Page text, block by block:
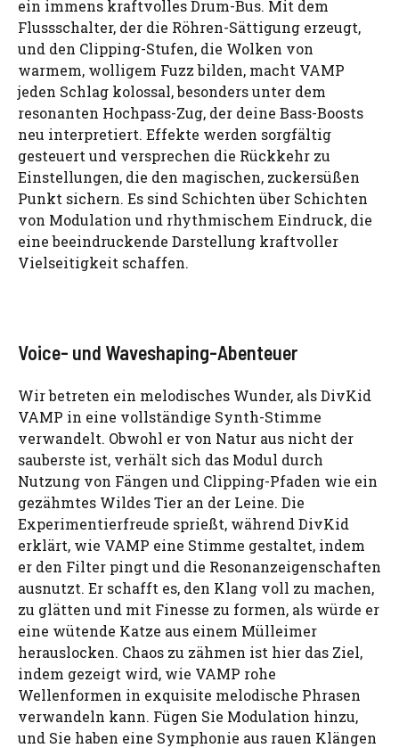
ein immens kraftvolles Drum-Bus. Mit dem
Flussschalter, der die Röhren-Sättigung erzeugt,
und den Clipping-Stufen, die Wolken von
warmem, wolligem Fuzz bilden, macht VAMP
jeden Schlag kolossal, besonders unter dem
resonanten Hochpass-Zug, der deine Bass-Boosts
neu interpretiert. Effekte werden sorgfältig
gesteuert und versprechen die Rückkehr zu
Einstellungen, die den magischen, zuckersüßen
Punkt sichern. Es sind Schichten über Schichten
von Modulation und rhythmischem Eindruck, die
eine beeindruckende Darstellung kraftvoller
Vielseitigkeit schaffen.
Voice- und Waveshaping-Abenteuer
Wir betreten ein melodisches Wunder, als DivKid
VAMP in eine vollständige Synth-Stimme
verwandelt. Obwohl er von Natur aus nicht der
sauberste ist, verhält sich das Modul durch
Nutzung von Fängen und Clipping-Pfaden wie ein
gezähmtes Wildes Tier an der Leine. Die
Experimentierfreude sprießt, während DivKid
erklärt, wie VAMP eine Stimme gestaltet, indem
er den Filter pingt und die Resonanzeigenschaften
ausnutzt. Er schafft es, den Klang voll zu machen,
zu glätten und mit Finesse zu formen, als würde er
eine wütende Katze aus einem Mülleimer
herauslocken. Chaos zu zähmen ist hier das Ziel,
indem gezeigt wird, wie VAMP rohe
Wellenformen in exquisite melodische Phrasen
verwandeln kann. Fügen Sie Modulation hinzu,
und Sie haben eine Symphonie aus rauen Klängen